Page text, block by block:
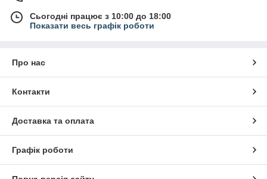
Сьогодні працює з 10:00 до 18:00
Показати весь графік роботи
Про нас
Контакти
Доставка та оплата
Графік роботи